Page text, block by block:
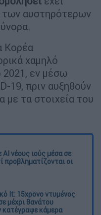
αυστηρότερων
Κορέα
χαμηλό
2021, εν μέσω
19, πριν αυξηθούν
με τα στοιχεία του
νέους ιούς μέσα σε
προβληματίζονται οι
It: 15χρονο ντυμένος
μέχρι θανάτου
κατέγραψε κάμερα